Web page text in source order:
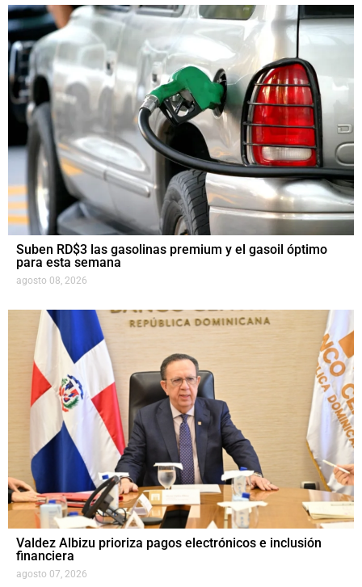
Suben RD$3 las gasolinas premium y el gasoil óptimo
para esta semana
agosto 08, 2026
Valdez Albizu prioriza pagos electrónicos e inclusión
financiera
agosto 07, 2026